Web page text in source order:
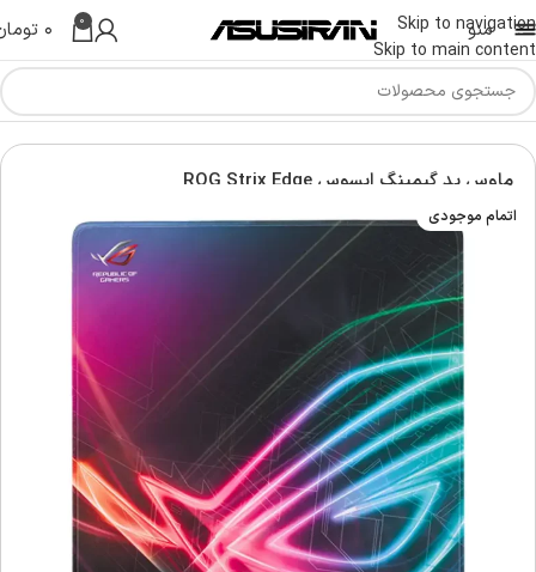
Skip to navigation
Skip to main content
منو 0 ۰
کامپیوتر و تجهیزات جانبی
ماوس پد گیمینگ ایسوس ROG Strix Edge
اتمام موجودی